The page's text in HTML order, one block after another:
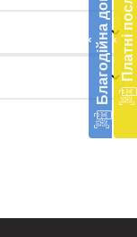
‹
в
‹ Платні послуги